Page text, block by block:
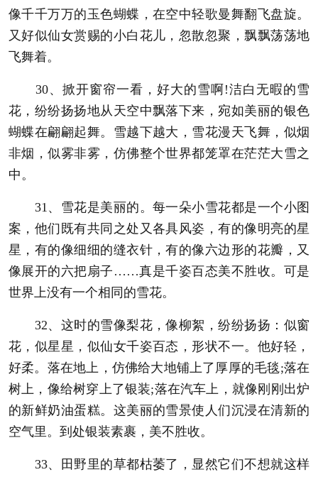
像千千万万的玉色蝴蝶，在空中轻歌曼舞翻飞盘旋。
又好似仙女赏赐的小白花儿，忽散忽聚，飘飘荡荡地
飞舞着。
30、掀开窗帘一看，好大的雪啊!洁白无暇的雪
花，纷纷扬扬地从天空中飘落下来，宛如美丽的银色
蝴蝶在翩翩起舞。雪越下越大，雪花漫天飞舞，似烟
非烟，似雾非雾，仿佛整个世界都笼罩在茫茫大雪之
中。
31、雪花是美丽的。每一朵小雪花都是一个小图
案，他们既有共同之处又各具风姿，有的像明亮的星
星，有的像细细的缝衣针，有的像六边形的花瓣，又
像展开的六把扇子……真是千姿百态美不胜收。可是
世界上没有一个相同的雪花。
32、这时的雪像梨花，像柳絮，纷纷扬扬：似窗
花，似星星，似仙女千姿百态，形状不一。他好轻，
好柔。落在地上，仿佛给大地铺上了厚厚的毛毯;落在
树上，像给树穿上了银装;落在汽车上，就像刚刚出炉
的新鲜奶油蛋糕。这美丽的雪景使人们沉浸在清新的
空气里。到处银装素裹，美不胜收。
33、田野里的草都枯萎了，显然它们不想就这样